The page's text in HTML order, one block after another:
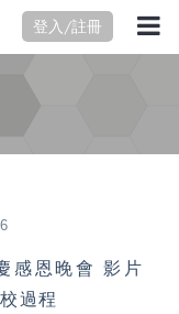
登入/註冊
感恩晚會 影片
過程